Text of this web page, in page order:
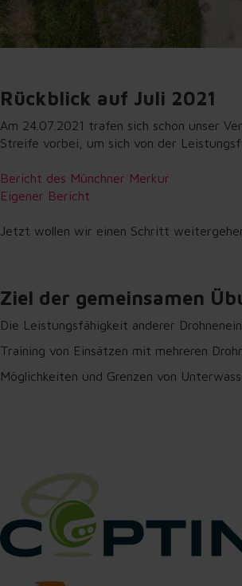
Rückblick auf Juli 2021
Am 24.07.2021 trafen sich schon unser
Streife vorbei, um sich von der
Bericht des Münchner Merkur
Eigener Bericht
Jetzt wollen wir einen Schritt
Ziel der gemeinsamen
Die Leistungsfähigkeit anderer
Training von Einsätzen mit mehreren
Möglichkeiten und Grenzen von